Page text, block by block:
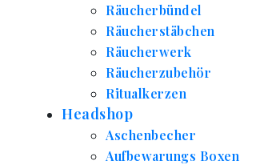
Räucherbündel
Räucherstäbchen
Räucherwerk
Räucherzubehör
Ritualkerzen
Headshop
Aschenbecher
Aufbewarungs Boxen